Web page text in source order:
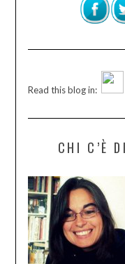
Read this blog in:
CHI C’È